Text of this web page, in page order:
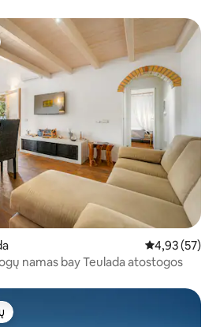
Vidutinis
4,93 (57)
namas bay Teulada atostogos